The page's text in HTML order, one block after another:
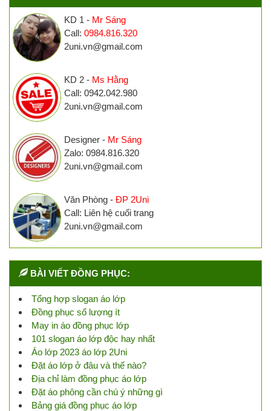
KD 1 - Mr Sáng
Call: 0984.816.320
2uni.vn@gmail.com
KD 2 - Ms Hằng
Call: 0942.042.980
2uni.vn@gmail.com
Designer - Mr Sáng
Zalo: 0984.816.320
2uni.vn@gmail.com
Văn Phòng - ĐP 2Uni
Call: Liên hệ cuối trang
2uni.vn@gmail.com
BÀI VIẾT ĐỒNG PHỤC:
Tổng hợp slogan áo lớp
Đồng phục số lượng ít
May in áo đồng phục lớp
101 slogan áo lớp độc hay nhất
Áo lớp 2023 áo lớp 2Uni
Đặt áo lớp ở đâu và thế nào?
Địa chỉ làm đồng phục áo lớp
Đặt áo phông cần chú ý những gì
Bảng giá đồng phục áo lớp